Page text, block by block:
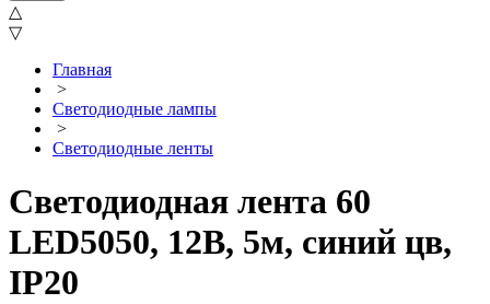
△
▽
Главная
>
Светодиодные лампы
>
Светодиодные ленты
Светодиодная лента 60
LED5050, 12В, 5м, синий цв,
IP20